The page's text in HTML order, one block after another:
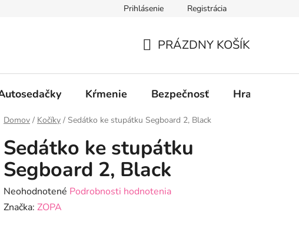
Prihlásenie Registrácia
KOŠÍK
PRÁZDNY KOŠÍK
Kŕmenie Bezpečnosť Hračky
Domov / Kočíky / Sedátko ke stupátku Segboard 2, Black
Sedátko ke stupátku
Segboard 2, Black
Priemerné
hodnotenie
Neohodnotené Podrobnosti hodnotenia
Značka: ZOPA